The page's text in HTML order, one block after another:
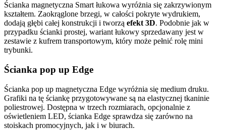
Ścianka magnetyczna Smart łukowa wyróżnia się zakrzywionym
kształtem. Zaokrąglone brzegi, w całości pokryte wydrukiem,
dodają głębi całej konstrukcji i tworzą efekt 3D. Podobnie jak w
przypadku ścianki prostej, wariant łukowy sprzedawany jest w
zestawie z kufrem transportowym, który może pełnić rolę mini
trybunki.
Ścianka pop up Edge
Ścianka pop up magnetyczna Edge wyróżnia się medium druku.
Grafiki na tę ściankę przygotowywane są na elastycznej tkaninie
poliestrowej. Dostępna w trzech rozmiarach, opcjonalnie z
oświetleniem LED, ścianka Edge sprawdza się zarówno na
stoiskach promocyjnych, jak i w biurach.